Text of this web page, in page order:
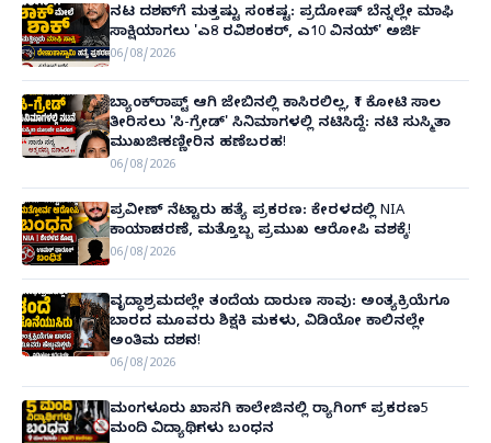
ನಟ ದರ್ಶನ್‌ಗೆ ಮತ್ತಷ್ಟು ಸಂಕಷ್ಟ: ಪ್ರದೋಷ್ ಬೆನ್ನಲ್ಲೇ ಮಾಫಿ
ಸಾಕ್ಷಿಯಾಗಲು 'ಎ8 ರವಿಶಂಕರ್, ಎ10 ವಿನಯ್' ಅರ್ಜಿ!
06/08/2026
ಬ್ಯಾಂಕ್‌ರಾಪ್ಟ್‌ ಆಗಿ ಜೇಬಿನಲ್ಲಿ ಕಾಸಿರಲಿಲ್ಲ, ₹1 ಕೋಟಿ ಸಾಲ
ತೀರಿಸಲು 'ಸಿ-ಗ್ರೇಡ್' ಸಿನಿಮಾಗಳಲ್ಲಿ ನಟಿಸಿದ್ದೆ: ನಟಿ ಸುಸ್ಮಿತಾ
ಮುಖರ್ಜಿ ಕಣ್ಣೀರಿನ ಹಣೆಬರಹ!
06/08/2026
ಪ್ರವೀಣ್ ನೆಟ್ಟಾರು ಹತ್ಯೆ ಪ್ರಕರಣ: ಕೇರಳದಲ್ಲಿ NIA
ಕಾರ್ಯಾಚರಣೆ, ಮತ್ತೊಬ್ಬ ಪ್ರಮುಖ ಆರೋಪಿ ವಶಕ್ಕೆ!
06/08/2026
ವೃದ್ಧಾಶ್ರಮದಲ್ಲೇ ತಂದೆಯ ದಾರುಣ ಸಾವು: ಅಂತ್ಯಕ್ರಿಯೆಗೂ
ಬಾರದ ಮೂವರು ಶಿಕ್ಷಕಿ ಮಕಳು, ವಿಡಿಯೋ ಕಾಲಿನಲ್ಲೇ
ಅಂತಿಮ ದರ್ಶನ!
06/08/2026
ಮಂಗಳೂರು ಖಾಸಗಿ ಕಾಲೇಜಿನಲ್ಲಿ ರ‌್ಯಾಗಿಂಗ್ ಪ್ರಕರಣ5
ಮಂದಿ ವಿದ್ಯಾರ್ಥಿಗಳು ಬಂಧನ